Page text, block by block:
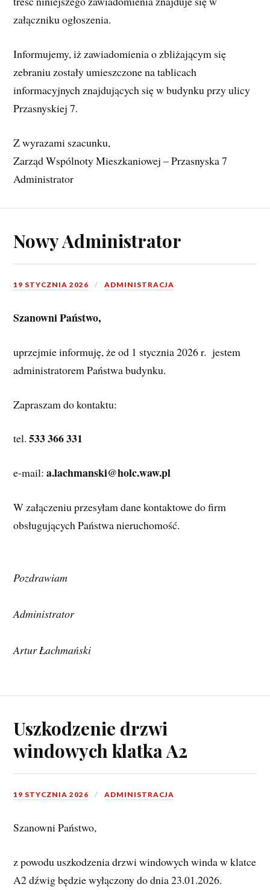
załączniku ogłoszenia.
Informujemy, iż zawiadomienia o zbliżającym się
zebraniu zostały umieszczone na tablicach
informacyjnych znajdujących się w budynku przy ulicy
Przasnyskiej 7.
Z wyrazami szacunku,
Zarząd Wspólnoty Mieszkaniowej – Przasnyska 7
Administrator
Nowy Administrator
19 STYCZNIA 2026 ADMINISTRACJA
Szanowni Państwo,
uprzejmie informuję, że od 1 stycznia 2026 r.  jestem
administratorem Państwa budynku.
Zapraszam do kontaktu:
tel. 533 366 331
e-mail: a.lachmanski@holc.waw.pl
W załączeniu przesyłam dane kontaktowe do firm
obsługujących Państwa nieruchomość.
Pozdrawiam
Administrator
Artur Łachmański
Uszkodzenie drzwi
windowych klatka A2
19 STYCZNIA 2026 ADMINISTRACJA
Szanowni Państwo,
z powodu uszkodzenia drzwi windowych winda w klatce
A2 dźwig będzie wyłączony do dnia 23.01.2026.